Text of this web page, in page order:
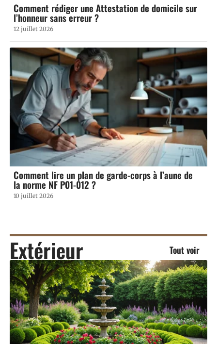
Comment rédiger une Attestation de domicile sur
l’honneur sans erreur ?
12 juillet 2026
Comment lire un plan de garde-corps à l’aune de
la norme NF P01-012 ?
10 juillet 2026
Extérieur Tout voir